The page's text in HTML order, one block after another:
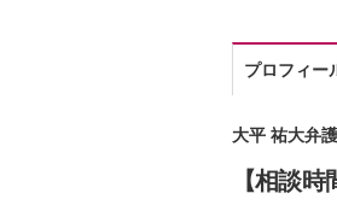
プロフィー
大平 祐大弁
【相談